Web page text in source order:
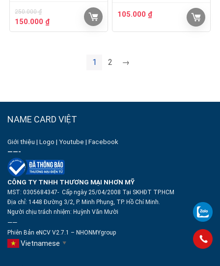
250.000₫
150.000 ₫
105.000 ₫
1 2 →
NAME CARD VIỆT
Giới thiệu | Logo | Youtube | Facebook
——-
CÔNG TY TNHH THƯƠNG MẠI NHƠN MỸ
MST: 0305684347- Cấp ngày 25/04/2008 Tại SKHĐT TP.HCM
Địa chỉ: 1448 Đường 3/2, P. Minh Phụng, TP. Hồ Chí Minh.
Người chịu trách nhiệm: Huỳnh Văn Mười
——
Phiên Bản eNCV V2.7.1 – NHONMYgroup
Vietnamese ▼